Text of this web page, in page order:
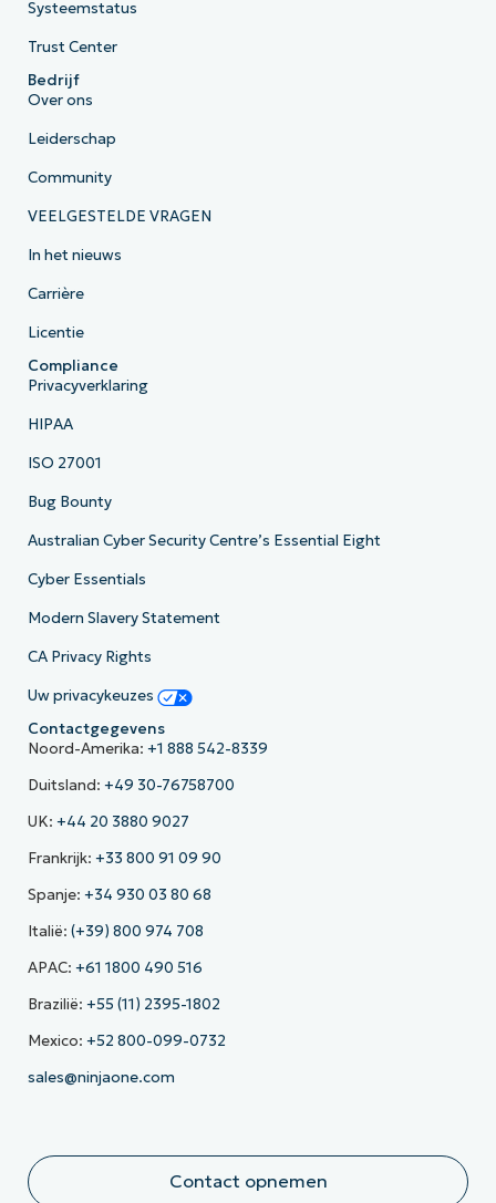
Systeemstatus
Trust Center
Bedrijf
Over ons
Leiderschap
Community
VEELGESTELDE VRAGEN
In het nieuws
Carrière
Licentie
Compliance
Privacyverklaring
HIPAA
ISO 27001
Bug Bounty
Australian Cyber Security Centre’s Essential Eight
Cyber Essentials
Modern Slavery Statement
CA Privacy Rights
Uw privacykeuzes
Contactgegevens
Noord-Amerika: +1 888 542-8339
Duitsland: +49 30-76758700
UK: +44 20 3880 9027
Frankrijk: +33 800 91 09 90
Spanje: +34 930 03 80 68
Italië: (+39) 800 974 708
APAC: +61 1800 490 516
Brazilië: +55 (11) 2395-1802
Mexico: +52 800-099-0732
sales@ninjaone.com
Contact opnemen